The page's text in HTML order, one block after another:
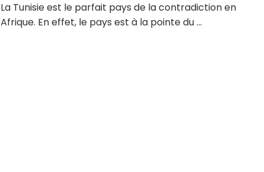
La Tunisie est le parfait pays de la contradiction en
Afrique. En effet, le pays est à la pointe du ...